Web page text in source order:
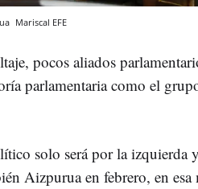
Mariscal EFE
pocos aliados
parlamentaria como el
solo será por la izquierda
Aizpurua en febrero, en esa